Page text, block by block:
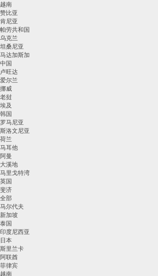
越南
赞比亚
肯尼亚
帕劳共和国
乌克兰
坦桑尼亚
马达加斯加
中国
卢旺达
爱尔兰
挪威
老挝
埃及
韩国
罗马尼亚
斯洛文尼亚
荷兰
马耳他
阿曼
大溪地
马里戈特湾
英国
斐济
全部
马尔代夫
新加坡
泰国
印度尼西亚
日本
斯里兰卡
阿联酋
菲律宾
越南